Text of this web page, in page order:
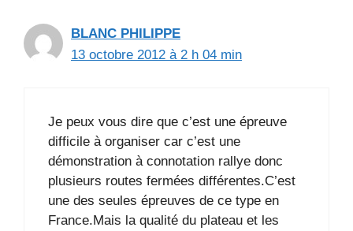
BLANC PHILIPPE
13 octobre 2012 à 2 h 04 min
Je peux vous dire que c’est une épreuve
difficile à organiser car c’est une
démonstration à connotation rallye donc
plusieurs routes fermées différentes.C’est
une des seules épreuves de ce type en
France.Mais la qualité du plateau et les